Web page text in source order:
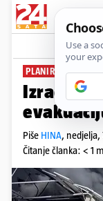
PLANIRAJU
Izraelska
Piše HINA, nedjelja,
Čitanje članka: < 1